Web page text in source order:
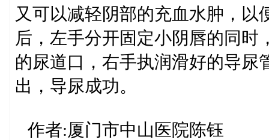
又可以减轻阴部的充血水肿，
后，左手分开固定小阴唇的同
的尿道口，右手执润滑好的导尿
出，导尿成功。
作者:厦门市中山医院陈钰